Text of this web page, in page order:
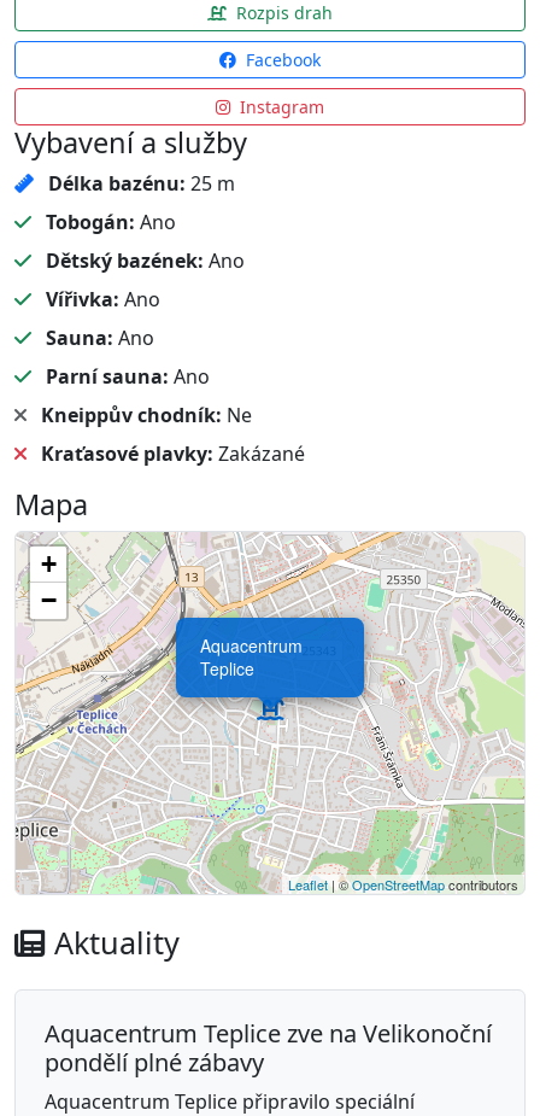
Rozpis drah
Facebook
Instagram
Vybavení a služby
Délka bazénu: 25 m
Tobogán: Ano
Dětský bazének: Ano
Vířivka: Ano
Sauna: Ano
Parní sauna: Ano
Kneippův chodník: Ne
Kraťasové plavky: Zakázané
Mapa
Aquacentrum
Teplice
+
−
Leaflet | ©OpenStreetMapcontributors
Aktuality
Aquacentrum Teplice zve na Velikonoční
pondělí plné zábavy
Aquacentrum Teplice připravilo speciální